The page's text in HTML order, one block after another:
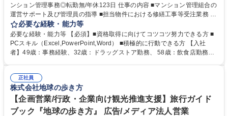
ンション管理事務◎転勤無/年休123日 仕事の内容 ■マンション管理組合の
運営サポート及び管理員の指導 ■担当物件における修繕工事等受注業務 ■
事務所内での事務業務等 ★異業界からの転職者が多数活躍しています
【年収補足】532万円 ＋別途インセンティヴで平均約100万円/年（昨年度
実績） ＋管理業務主任者資格手当50,000円/月 ★親会社である株式会社合
人社計画研究所社のグループ会社として、質の高いサービスと適性価格を
無/年休123日
必要な経験・能力等
必要な経験・能力等 【必須】■資格取得に向けてコツコツ努力できる方 ■
PCスキル（Excel,PowerPoint,Word） ■積極的に行動できる方 【入社
者】49歳：事務経験、32歳：ドラッグストア勤務、 58歳：飲食店勤務
得出来ております！ 【魅力】■フレックス制度、未経験からでも下限年収
を一律支給！ ■管理業務主任者資格取得後には50,000円/月の手当あり！
学歴・資格 学歴：大学院 大学 高専 短大 専修学校 高校 語学力： 資格：第
一種運転免許普通自動車
正社員
株式会社地球の歩き方
【企画営業/行政・企業向け観光推進支援】旅行ガイド
ブック『地球の歩き方』 広告/メディア法人営業